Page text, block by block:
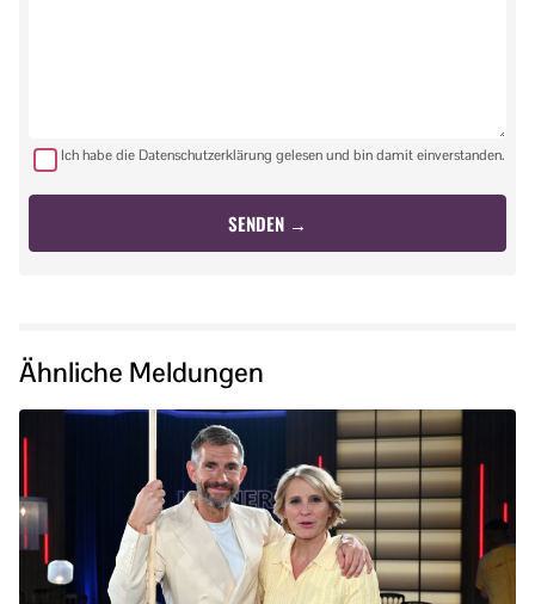
Ich habe die Datenschutzerklärung gelesen und bin damit einverstanden.
Ähnliche Meldungen